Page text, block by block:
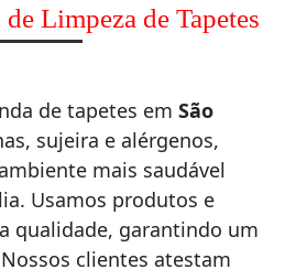
Limpeza de Tapetes
de tapetes em São
sujeira e alérgenos,
mais saudável
Usamos produtos e
qualidade, garantindo um
clientes atestam